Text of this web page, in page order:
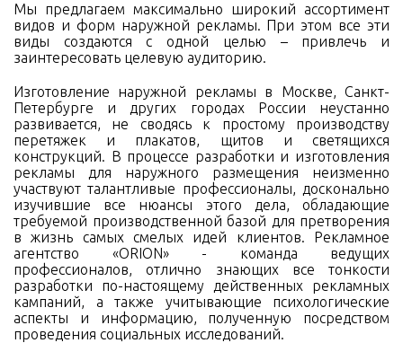
Мы предлагаем максимально широкий ассортимент
видов и форм наружной рекламы. При этом все эти
виды создаются с одной целью – привлечь и
заинтересовать целевую аудиторию.
Изготовление наружной рекламы в Москве, Санкт-
Петербурге и других городах России неустанно
развивается, не сводясь к простому производству
перетяжек и плакатов, щитов и светящихся
конструкций. В процессе разработки и изготовления
рекламы для наружного размещения неизменно
участвуют талантливые профессионалы, досконально
изучившие все нюансы этого дела, обладающие
требуемой производственной базой для претворения
в жизнь самых смелых идей клиентов. Рекламное
агентство «ORION» - команда ведущих
профессионалов, отлично знающих все тонкости
разработки по-настоящему действенных рекламных
кампаний, а также учитывающие психологические
аспекты и информацию, полученную посредством
проведения социальных исследований.